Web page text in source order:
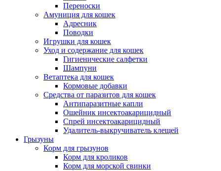
Переноски
Амуниция для кошек
Адресник
Поводки
Игрушки для кошек
Уход и содержание для кошек
Гигиенические салфетки
Шампуни
Ветаптека для кошек
Кормовые добавки
Средства от паразитов для кошек
Антипаразитные капли
Ошейник инсектоакарицидный
Спрей инсектоакарицидный
Удалитель-выкручиватель клещей
Грызуны
Корм для грызунов
Корм для кроликов
Корм для морской свинки